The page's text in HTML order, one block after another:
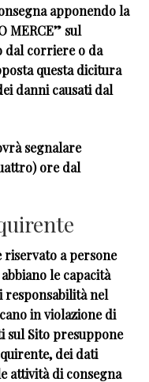
apponendo la
MERCE” sul
dal corriere o da
questa dicitura
danni causati dal
segnalare
ore dal
riservato a persone
le capacità
responsabilità nel
in violazione di
sul Sito presuppone
dei dati
attività di consegna